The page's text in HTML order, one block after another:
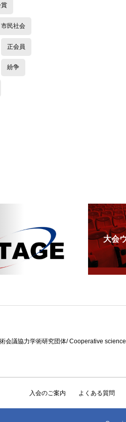
市民社会
正会員
紛争
大会
会議協力学術研究団体/ Cooperative
入会のご案内 よくある質問